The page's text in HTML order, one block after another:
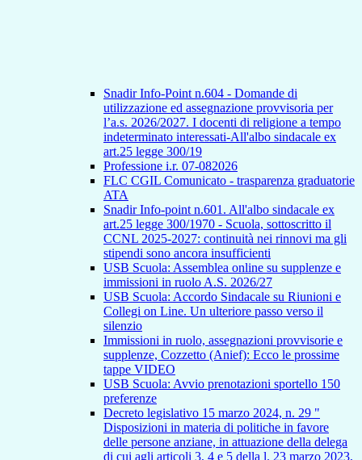
Snadir Info-Point n.604 - Domande di
utilizzazione ed assegnazione provvisoria per
l’a.s. 2026/2027. I docenti di religione a tempo
indeterminato interessati-All'albo sindacale ex
art.25 legge 300/19
Professione i.r. 07-082026
FLC CGIL Comunicato - trasparenza graduatorie
ATA
Snadir Info-point n.601. All'albo sindacale ex
art.25 legge 300/1970 - Scuola, sottoscritto il
CCNL 2025-2027: continuità nei rinnovi ma gli
stipendi sono ancora insufficienti
USB Scuola: Assemblea online su supplenze e
immissioni in ruolo A.S. 2026/27
USB Scuola: Accordo Sindacale su Riunioni e
Collegi on Line. Un ulteriore passo verso il
silenzio
Immissioni in ruolo, assegnazioni provvisorie e
supplenze, Cozzetto (Anief): Ecco le prossime
tappe VIDEO
USB Scuola: Avvio prenotazioni sportello 150
preferenze
Decreto legislativo 15 marzo 2024, n. 29 "
Disposizioni in materia di politiche in favore
delle persone anziane, in attuazione della delega
di cui agli articoli 3, 4 e 5 della l. 23 marzo 2023,